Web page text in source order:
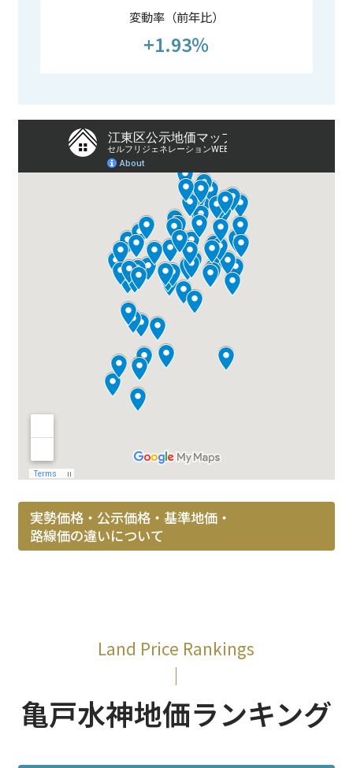
変動率（前年比）
+1.93％
実勢価格・公示価格・基準地価・
路線価の違いについて
Land Price Rankings
亀戸水神地価ランキング